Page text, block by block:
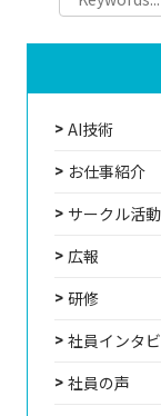
AI技術
お仕事紹介
サークル活動
広報
研修
社員インタ
社員の声